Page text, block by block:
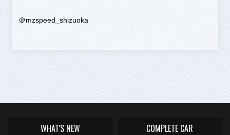
＠mzspeed_shizuoka
WHAT'S NEW COMPLETE CAR